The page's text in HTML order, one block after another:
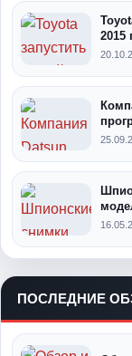
2015
ПОСЛЕДНИЕ